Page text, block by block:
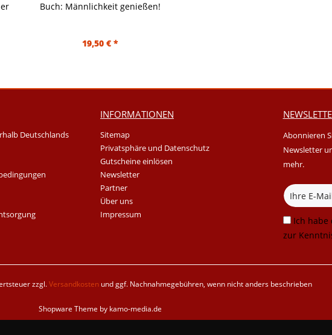
Buch: Männlichkeit genießen!
19,50 € *
Deutschlands
INFORMATIONEN
Sitemap
Privatsphäre und Datenschutz
Gutscheine einlösen
Newsletter
Partner
Über uns
Impressum
Abonnieren
Newsletter
mehr.
Ich habe
zur
zzgl.Versandkostenund ggf. Nachnahmegebühren, wenn nicht anders beschrieben
Shopware Theme by kamo-media.de